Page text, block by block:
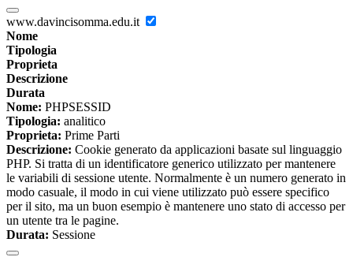
www.davincisomma.edu.it
Nome
Tipologia
Proprieta
Descrizione
Durata
Nome: PHPSESSID
Tipologia: analitico
Proprieta: Prime Parti
Descrizione: Cookie generato da applicazioni basate sul linguaggio
PHP. Si tratta di un identificatore generico utilizzato per mantenere
le variabili di sessione utente. Normalmente è un numero generato in
modo casuale, il modo in cui viene utilizzato può essere specifico
per il sito, ma un buon esempio è mantenere uno stato di accesso per
un utente tra le pagine.
Durata: Sessione